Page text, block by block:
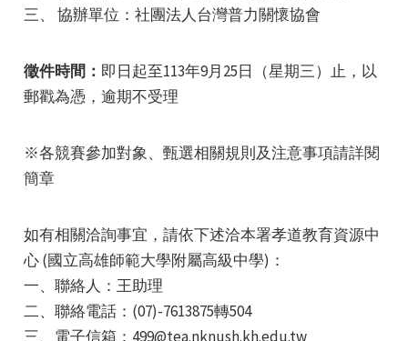
三、 協辦單位：社團法人台灣普力關懷協會
徵件時間： 即日起至113年9月25日（星期三）止，以
郵戳為憑，逾期不受理
※各競賽參加對象、甄選相關規則及注意事項請詳閱
簡章
如有相關洽詢事宜，請依下述洽本署孝道教育資源中
心 (國立高雄師範大學附屬高級中學)：
一、聯絡人：王助理
二、聯絡電話：(07)-7613875轉504
三、電子信箱：499@tea.nknush.kh.edu.tw